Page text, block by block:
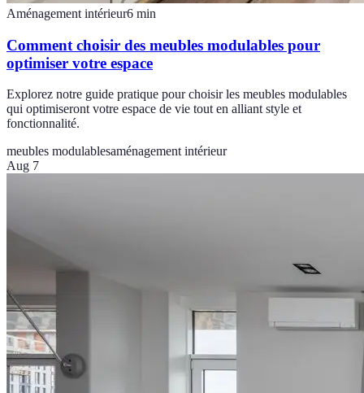
Aménagement intérieur6 min
Comment choisir des meubles modulables pour
optimiser votre espace
Explorez notre guide pratique pour choisir les meubles modulables
qui optimiseront votre espace de vie tout en alliant style et
fonctionnalité.
meubles modulablesaménagement intérieur
Aug 7